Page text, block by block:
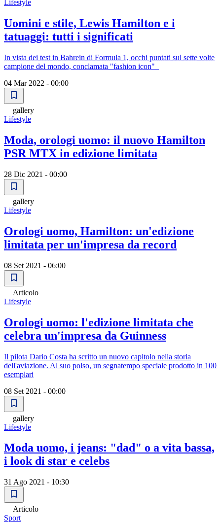
Lifestyle
Uomini e stile, Lewis Hamilton e i
tatuaggi: tutti i significati
In vista dei test in Bahrein di Formula 1, occhi puntati sul sette volte
campione del mondo, conclamata "fashion icon"
04 Mar 2022 - 00:00
gallery
Lifestyle
Moda, orologi uomo: il nuovo Hamilton
PSR MTX in edizione limitata
28 Dic 2021 - 00:00
gallery
Lifestyle
Orologi uomo, Hamilton: un'edizione
limitata per un'impresa da record
08 Set 2021 - 06:00
Articolo
Lifestyle
Orologi uomo: l'edizione limitata che
celebra un'impresa da Guinness
Il pilota Dario Costa ha scritto un nuovo capitolo nella storia
dell'aviazione. Al suo polso, un segnatempo speciale prodotto in 100
esemplari
08 Set 2021 - 00:00
gallery
Lifestyle
Moda uomo, i jeans: "dad" o a vita bassa,
i look di star e celebs
31 Ago 2021 - 10:30
Articolo
Sport